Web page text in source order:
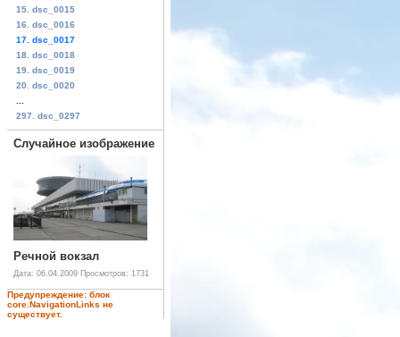
15. dsc_0015
16. dsc_0016
17. dsc_0017
18. dsc_0018
19. dsc_0019
20. dsc_0020
297. dsc_0297
Случайное изображение
Речной вокзал
Дата: 06.04.2009 Просмотров: 1731
Предупреждение: блок
core.NavigationLinks не
существует.